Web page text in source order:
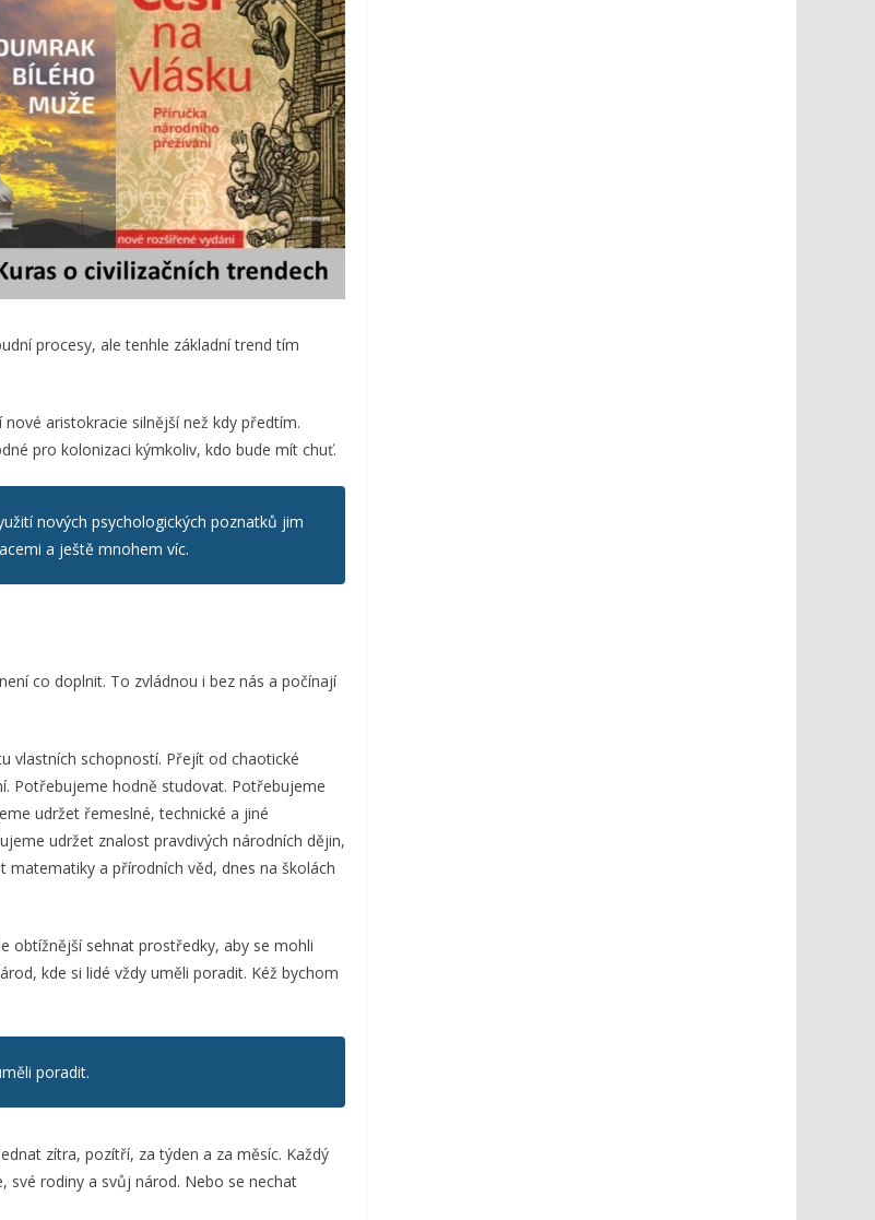
procesy, ale tenhle základní trend tím
aristokracie silnější než kdy předtím.
pro kolonizaci kýmkoliv, kdo bude mít chuť.
nových psychologických poznatků jim
a ještě mnohem víc.
co doplnit. To zvládnou i bez nás a počínají
vlastních schopností. Přejít od chaotické
Potřebujeme hodně studovat. Potřebujeme
udržet řemeslné, technické a jiné
udržet znalost pravdivých národních dějin,
a přírodních věd, dnes na školách
obtížnější sehnat prostředky, aby se mohli
kde si lidé vždy uměli poradit. Kéž bychom
poradit.
zítra, pozítří, za týden a za měsíc. Každý
své rodiny a svůj národ. Nebo se nechat